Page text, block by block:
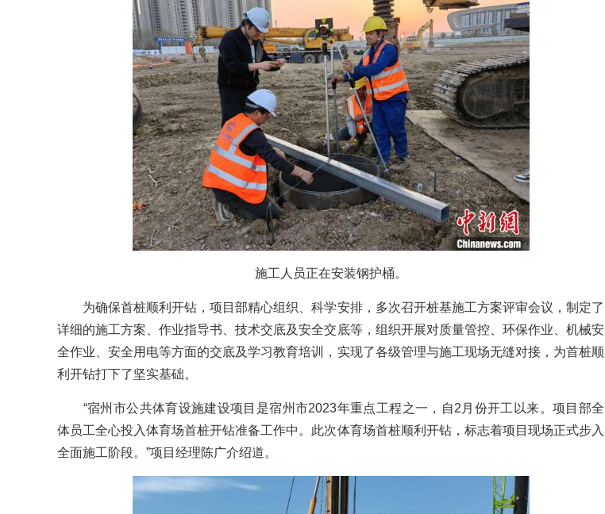
施工人员正在安装钢护桶。
为确保首桩顺利开钻，项目部精心组织、科学安排，多次召开桩基施工方案评审会议，制定了
详细的施工方案、作业指导书、技术交底及安全交底等，组织开展对质量管控、环保作业、机械安
全作业、安全用电等方面的交底及学习教育培训，实现了各级管理与施工现场无缝对接，为首桩顺
利开钻打下了坚实基础。
“宿州市公共体育设施建设项目是宿州市2023年重点工程之一，自2月份开工以来。项目部全
体员工全心投入体育场首桩开钻准备工作中。此次体育场首桩顺利开钻，标志着项目现场正式步入
全面施工阶段。”项目经理陈广介绍道。